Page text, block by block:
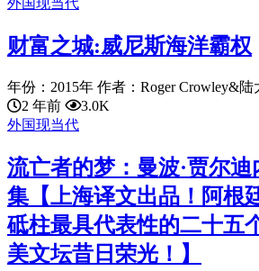
外国现当代
财富之城:威尼斯海洋霸权
年份：2015年 作者：Roger Crowley&陆
2 年前
3.0K
外国现当代
流亡者的梦：曼波·贾尔
集【上海译文出品！阿根
砥柱最具代表性的二十五
美文坛昔日荣光！】